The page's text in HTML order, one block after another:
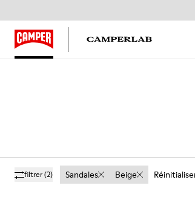
filtrer(2) Sandales Beige